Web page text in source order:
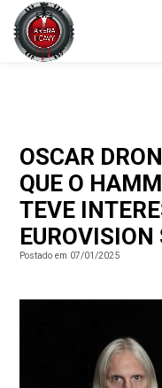
OSCAR
QUE O
TEVE
Postado em 07/01/2025